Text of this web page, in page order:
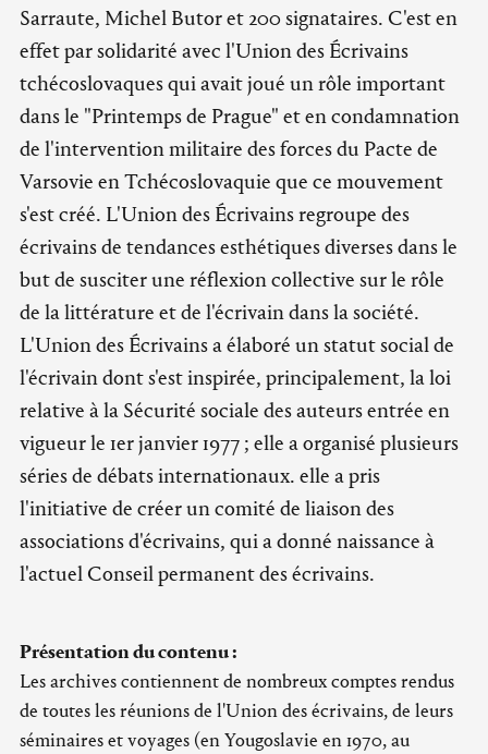
Sarraute, Michel Butor et 200 signataires. C'est en
effet par solidarité avec l'Union des Écrivains
tchécoslovaques qui avait joué un rôle important
dans le "Printemps de Prague" et en condamnation
de l'intervention militaire des forces du Pacte de
Varsovie en Tchécoslovaquie que ce mouvement
s'est créé. L'Union des Écrivains regroupe des
écrivains de tendances esthétiques diverses dans le
but de susciter une réflexion collective sur le rôle
de la littérature et de l'écrivain dans la société.
L'Union des Écrivains a élaboré un statut social de
l'écrivain dont s'est inspirée, principalement, la loi
relative à la Sécurité sociale des auteurs entrée en
vigueur le 1er janvier 1977 ; elle a organisé plusieurs
séries de débats internationaux. elle a pris
l'initiative de créer un comité de liaison des
associations d'écrivains, qui a donné naissance à
l'actuel Conseil permanent des écrivains.
Présentation du contenu :
Les archives contiennent de nombreux comptes rendus
de toutes les réunions de l'Union des écrivains, de leurs
séminaires et voyages (en Yougoslavie en 1970, au